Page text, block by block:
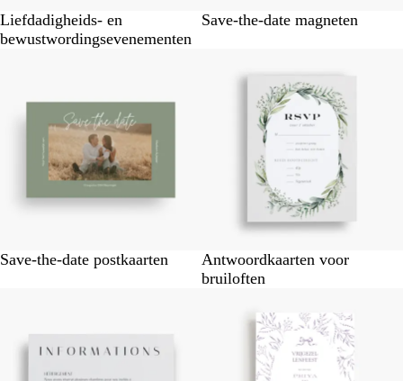
Liefdadigheids- en
bewustwordingsevenementen
Save-the-date magneten
Save-the-date postkaarten
Antwoordkaarten voor
bruiloften